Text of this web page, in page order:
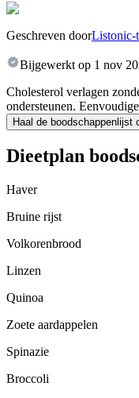
Geschreven doorListonic-
Bijgewerkt op 1 nov
Cholesterol verlagen
ondersteunen.
Haal de boodschappenlijst
Dieetplan
Haver
Bruine rijst
Volkorenbrood
Linzen
Quinoa
Zoete aardappelen
Spinazie
Broccoli